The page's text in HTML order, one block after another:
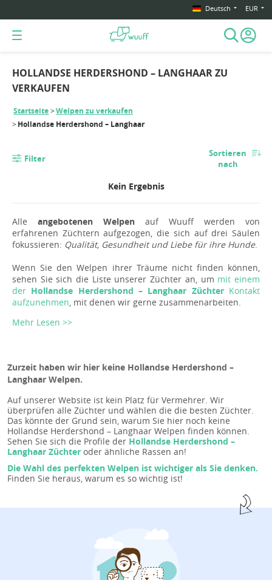
Deutsch EUR
HOLLANDSE HERDERSHOND – LANGHAAR ZU
VERKAUFEN
Startseite
Welpen zu verkaufen
Hollandse Herdershond – Langhaar
Filter
Sortieren
nach
Kein Ergebnis
Alle angebotenen Welpen auf Wuuff werden von
erfahrenen Züchtern aufgezogen, die sich auf drei Säulen
fokussieren: Qualität, Gesundheit und Liebe für ihre Hunde.
Wenn Sie den Welpen ihrer Träume nicht finden können,
sehen Sie sich die Liste unserer Züchter an, um mit einem
der Hollandse Herdershond – Langhaar ZüchterKontakt
aufzunehmen, mit denen wir gerne zusammenarbeiten.
Mehr Lesen >>
Zurzeit haben wir hier keine Hollandse Herdershond –
Langhaar Welpen.
Auf unserer Website ist kein Platz für Vermehrer. Wir
überprüfen alle Züchter und wählen die die besten Züchter.
Das könnte der Grund sein, warum Sie hier noch keine
Hollandse Herdershond – Langhaar Welpen finden können.
Sehen Sie sich die Profile der Hollandse Herdershond –
Langhaar Züchter oder ähnliche Rassen an!
Die Wahl des perfekten Welpen ist wichtiger als Sie denken.
Finden Sie heraus, warum es so wichtig ist!